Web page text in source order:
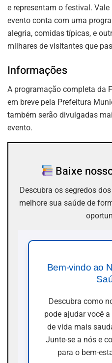
e representam o festival.
evento conta com uma
alegria, comidas típicas, e
milhares de visitantes que
Informações
A programação completa da
em breve pela Prefeitura
também serão divulgadas
evento.
Baixe
Descubra os segredos dos
melhore sua saúde de
Bem-vindo ao
Descubra como
pode ajudar você
de vida mais
Junte-se a nós e
para o bem-